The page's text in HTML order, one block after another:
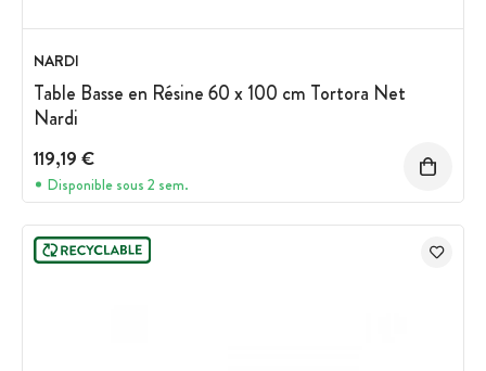
NARDI
Table Basse en Résine 60 x 100 cm Tortora Net
Nardi
119,19 €
Disponible sous 2 sem.